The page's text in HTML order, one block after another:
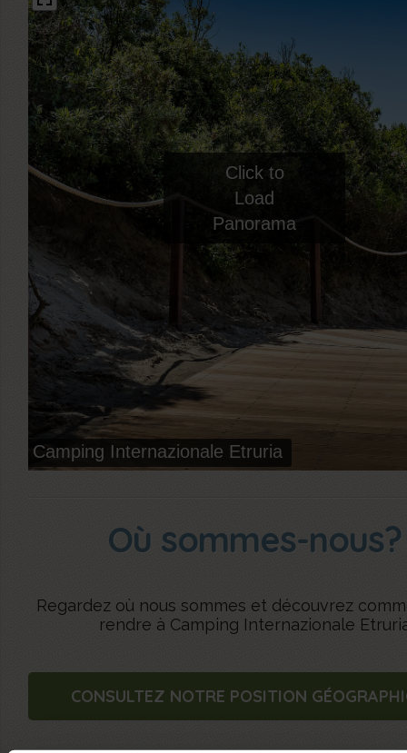
Où sommes-nous?
Regardez où nous sommes et découvrez
rendre à Camping Internazionale
CONSULTEZ NOTRE POSITION